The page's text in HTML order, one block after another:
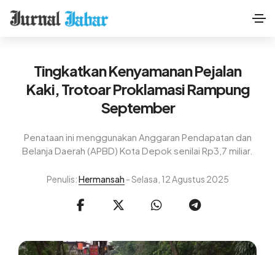
Tingkatkan Kenyamanan Pejalan
Kaki, Trotoar Proklamasi Rampung
September
Penataan ini menggunakan Anggaran Pendapatan dan
Belanja Daerah (APBD) Kota Depok senilai Rp3,7 miliar.
Penulis:Hermansah - Selasa, 12 Agustus 2025